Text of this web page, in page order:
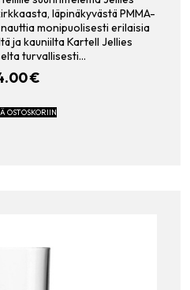
läpinäkyvästä PMMA-
monipuolisesti erilaisia
ja kauniilta Kartell Jellies
turvallisesti…
€
OSTOSKORIIN